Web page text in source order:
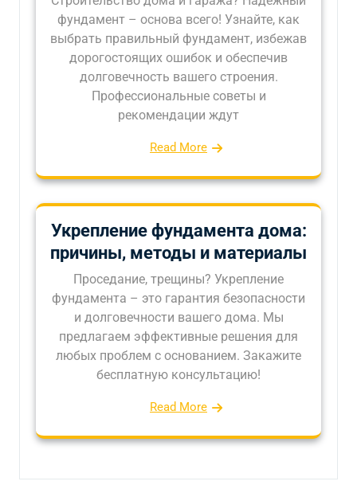
фундамент – основа всего! Узнайте, как
выбрать правильный фундамент, избежав
дорогостоящих ошибок и обеспечив
долговечность вашего строения.
Профессиональные советы и
рекомендации ждут
Read More
Укрепление фундамента дома:
причины, методы и материалы
Проседание, трещины? Укрепление
фундамента – это гарантия безопасности
и долговечности вашего дома. Мы
предлагаем эффективные решения для
любых проблем с основанием. Закажите
бесплатную консультацию!
Read More